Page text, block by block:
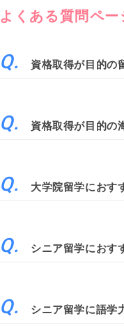
よくある質問ペ
資格取得が目的の
資格取得が目的の
大学院留学におす
シニア留学におす
シニア留学に語学